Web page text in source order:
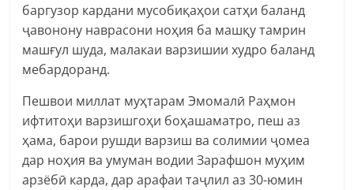
баргузор кардани мусобиқаҳои сатҳи баланд
ҷавонону наврасони ноҳия ба машқу тамрин
машғул шуда, малакаи варзишии худро баланд
мебардоранд.
Пешвои миллат муҳтарам Эмомалӣ Раҳмон
ифтитоҳи варзишгоҳи боҳашаматро, пеш аз
ҳама, барои рушди варзиш ва солимии ҷомеа
дар ноҳия ва умуман водии Зарафшон муҳим
арзёбӣ карда, дар арафаи таҷлил аз 30-юмин